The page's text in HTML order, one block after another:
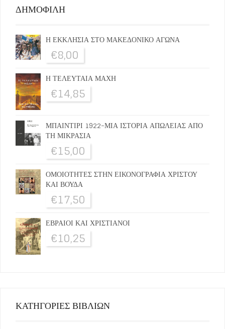
ΔΗΜΟΦΙΛΗ
Η ΕΚΚΛΗΣΙΑ ΣΤΟ ΜΑΚΕΔΟΝΙΚΟ ΑΓΩΝΑ
€8,00
Η ΤΕΛΕΥΤΑΙΑ ΜΑΧΗ
€14,85
ΜΠΑΙΝΤΙΡΙ 1922-ΜΙΑ ΙΣΤΟΡΙΑ ΑΠΩΛΕΙΑΣ ΑΠΟ
ΤΗ ΜΙΚΡΑΣΙΑ
€15,00
ΟΜΟΙΟΤΗΤΕΣ ΣΤΗΝ ΕΙΚΟΝΟΓΡΑΦΙΑ ΧΡΙΣΤΟΥ
ΚΑΙ ΒΟΥΔΑ
€17,50
ΕΒΡΑΙΟΙ ΚΑΙ ΧΡΙΣΤΙΑΝΟΙ
€10,25
ΚΑΤΗΓΟΡΙΕΣ ΒΙΒΛΙΩΝ